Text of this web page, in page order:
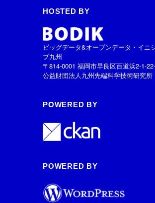
HOSTED BY
ビッグデータ&オープンデータ・イニ
ブ九州
〒814-0001 福岡市早良区百道浜2-1-
公益財団法人九州先端科学技術研究所
POWERED BY
POWERED BY